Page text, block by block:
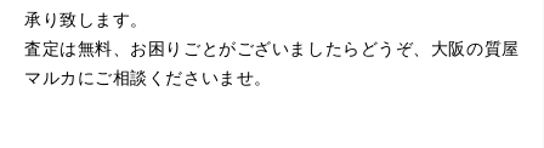
承り致します。
査定は無料、お困りごとがございましたらどうぞ、大阪の質屋
マルカにご相談くださいませ。